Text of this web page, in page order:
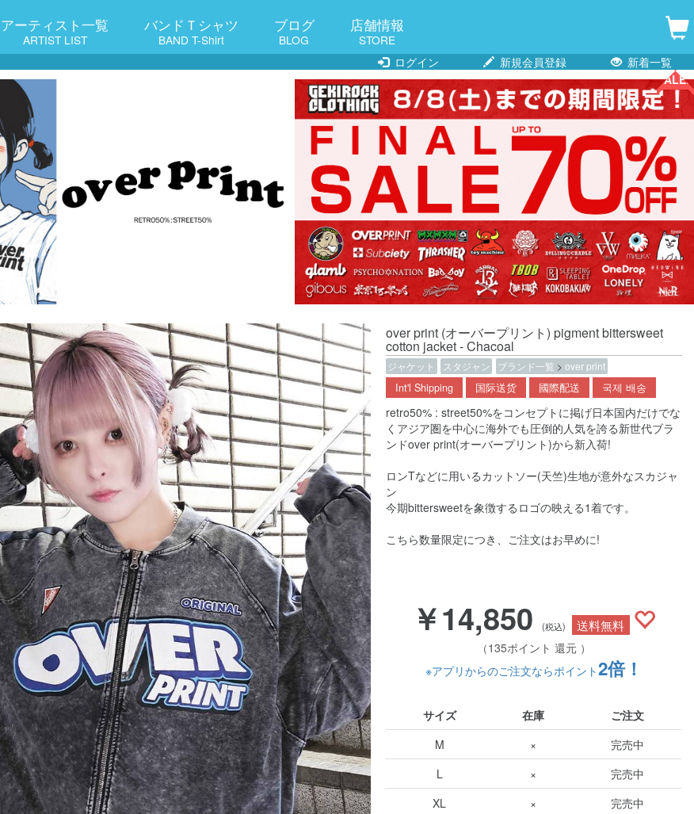
アーティスト一覧
ARTIST LIST
バンドＴシャツ
BAND T-Shirt
ブログ
BLOG
店舗情報
STORE
ログイン
新規会員登録 新着一覧
over print (オーバープリント) pigment bittersweet
cotton jacket - Chacoal
ジャケット スタジャン ブランド一覧 >over print
Int'l Shipping 国际送货 國際配送 국제 배송
retro50% : street50%をコンセプトに掲げ日本国内だけでな
くアジア圏を中心に海外でも圧倒的人気を誇る新世代ブラ
ンドover print(オーバープリント)から新入荷!
ロンTなどに用いるカットソー(天竺)生地が意外なスカジャ
ン
今期bittersweetを象徴するロゴの映える1着です。
こちら数量限定につき、ご注文はお早めに!
￥14,850 (税込) 送料無料
（135ポイント 還元 ）
※アプリからのご注文ならポイント2倍！
サイズ 在庫
ご注文
M
×
完売中
L
×
完売中
XL
× 完売中
SALE!!
SALE!!